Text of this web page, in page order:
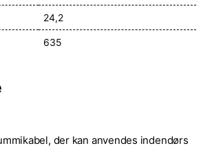
24,2
635
der kan anvendes indendørs